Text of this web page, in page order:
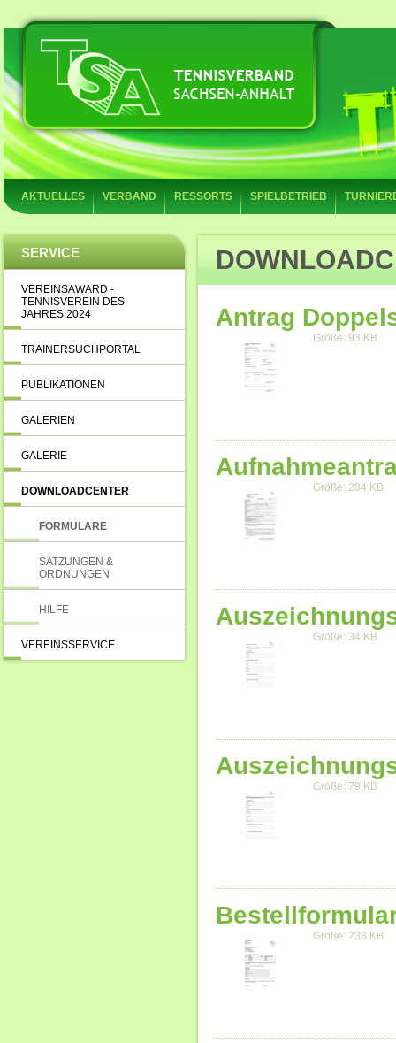
AKTUELLES VERBAND RESSORTS SPIELBETRIEB
SERVICE
VEREINSAWARD -
TENNISVEREIN DES
JAHRES 2024
TRAINERSUCHPORTAL
PUBLIKATIONEN
GALERIEN
GALERIE
DOWNLOADCENTER
FORMULARE
SATZUNGEN &
ORDNUNGEN
HILFE
VEREINSSERVICE
Antrag
Größe: 93 KB
Größe: 284 KB
Größe: 34 KB
Größe: 79 KB
Größe: 238 KB